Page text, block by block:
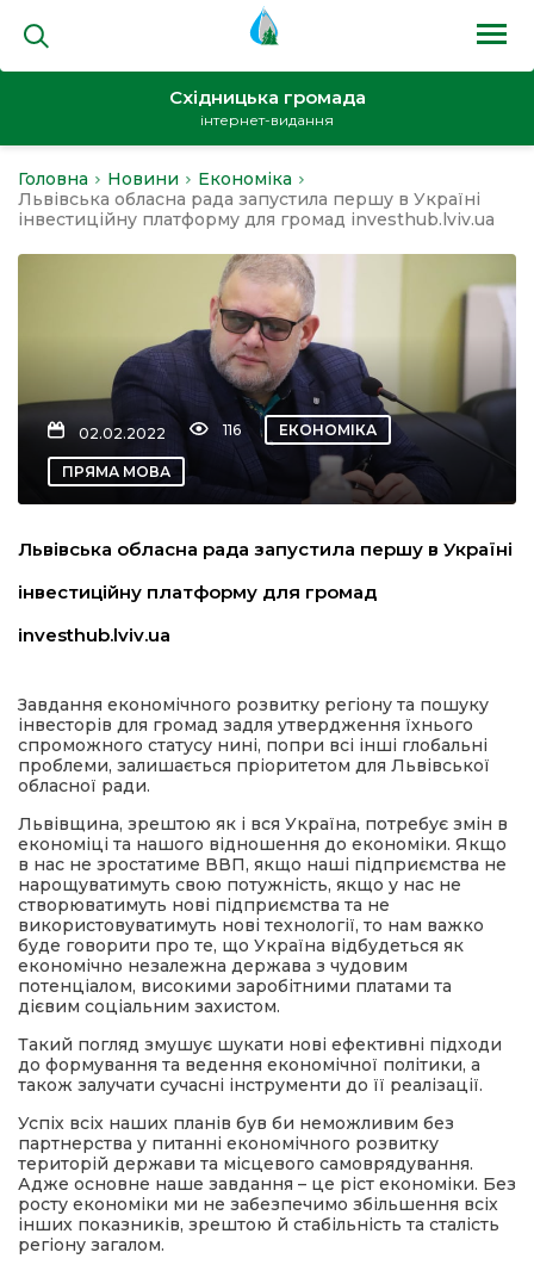
Східницька громада
інтернет-видання
Головна Новини
Економіка
Львівська обласна рада запустила першу в Україні
інвестиційну платформу для громад investhub.lviv.ua
02.02.2022 116 ЕКОНОМІКА
ПРЯМА МОВА
Львівська обласна рада запустила першу в Україні
інвестиційну платформу для громад
investhub.lviv.ua
Завдання економічного розвитку регіону та пошуку
інвесторів для громад задля утвердження їхнього
спроможного статусу нині, попри всі інші глобальні
проблеми, залишається пріоритетом для Львівської
обласної ради.
Львівщина, зрештою як і вся Україна, потребує змін в
економіці та нашого відношення до економіки. Якщо
в нас не зростатиме ВВП, якщо наші підприємства не
нарощуватимуть свою потужність, якщо у нас не
створюватимуть нові підприємства та не
використовуватимуть нові технології, то нам важко
буде говорити про те, що Україна відбудеться як
економічно незалежна держава з чудовим
потенціалом, високими заробітними платами та
дієвим соціальним захистом.
Такий погляд змушує шукати нові ефективні підходи
до формування та ведення економічної політики, а
також залучати сучасні інструменти до її реалізації.
Успіх всіх наших планів був би неможливим без
партнерства у питанні економічного розвитку
територій держави та місцевого самоврядування.
Адже основне наше завдання – це ріст економіки. Без
росту економіки ми не забезпечимо збільшення всіх
інших показників, зрештою й стабільність та сталість
регіону загалом.